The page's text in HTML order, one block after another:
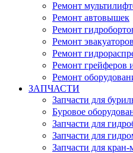
Ремонт
Ремонт автовышек
Ремонт
Ремонт эвакуаторов
Ремонт
Ремонт грейферов
Ремонт
ЗАПЧАСТИ
Запчасти для
Буровое
Запчасти для
Запчасти для
Запчасти для